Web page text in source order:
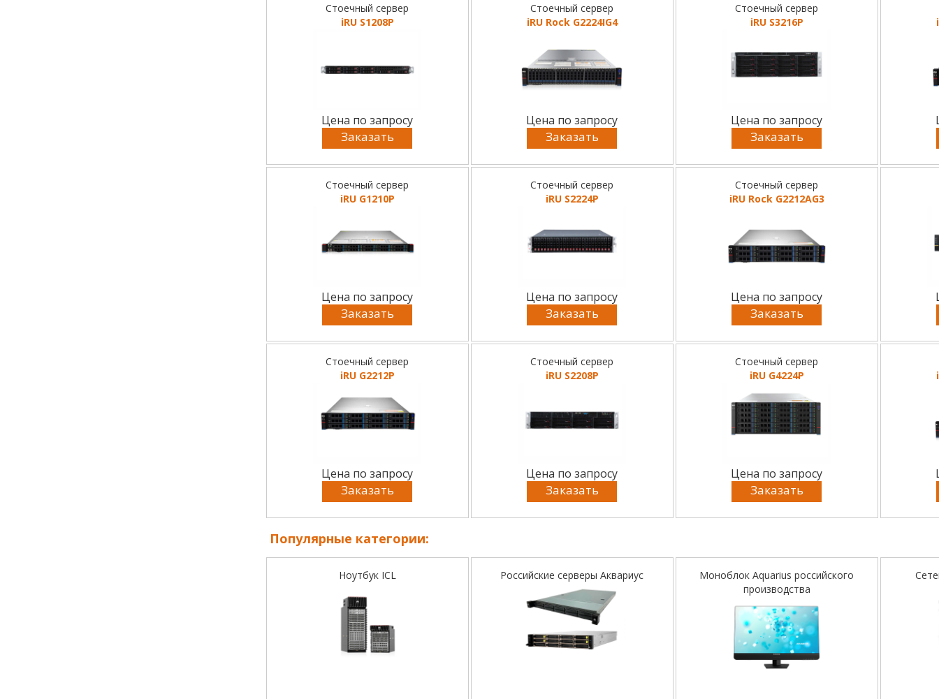
Стоечный сервер
iRU S1208P
Цена по запросу
Заказать
Стоечный сервер
iRU Rock G2224IG4
Цена по запросу
Заказать
Стоечный сервер
iRU S3216P
Цена по запросу
Заказать
Стоечный сервер
iRU G1210P
Цена по запросу
Заказать
Стоечный сервер
iRU S2224P
Цена по запросу
Заказать
Стоечный сервер
iRU Rock G2212AG3
Цена по запросу
Заказать
Стоечный сервер
iRU G2212P
Цена по запросу
Заказать
Стоечный сервер
iRU S2208P
Цена по запросу
Заказать
Стоечный сервер
iRU G4224P
Цена по запросу
Заказать
Популярные категории:
Ноутбук ICL Российские серверы Аквариус
Моноблок Aquarius российского
производства